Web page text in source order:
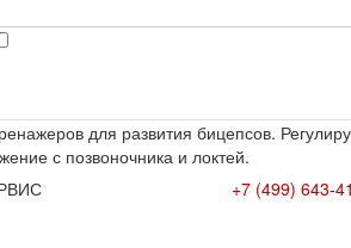
для развития бицепсов.
с позвоночника и локтей.
+7 (499) 643-